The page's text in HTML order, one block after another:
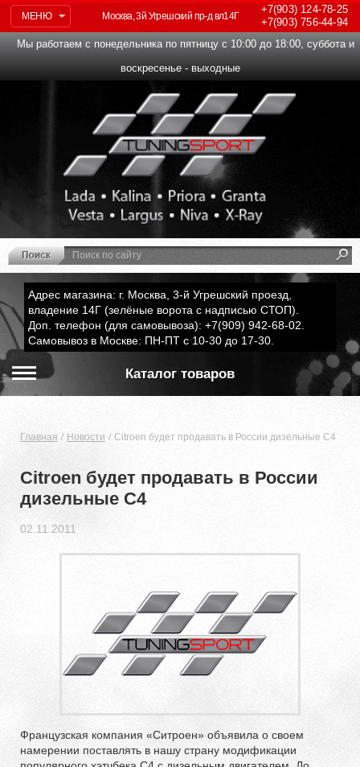
МЕНЮ
+7(903)124-78-25
+7(903)756-44-94
Москва, 3й Угрешский пр-д вл14Г
Мы работаем с понедельника по пятницу с 10:00 до 18:00, суббота и
воскресенье - выходные
Адрес магазина: г. Москва, 3-й Угрешский проезд,
владение 14Г (зелёные ворота с надписью СТОП).
Доп. телефон (для самовывоза): +7(909) 942-68-02.
Самовывоз в Москве: ПН-ПТ с 10-30 до 17-30.
Каталог товаров
Главная Новости Citroen будет продавать в России дизельные С4
Citroen будет продавать в России
дизельные С4
02.11.2011
Французская компания «Ситроен» объявила о своем
намерении поставлять в нашу страну модификации